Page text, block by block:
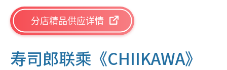
分店精品供应详情
寿司郎联乘《CHIIKAWA》